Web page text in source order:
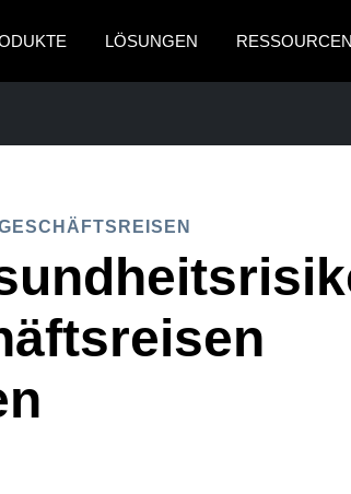
LÖSUNGEN RESSOURCEN
México (Español)
Brasil (Português)
BEI GESCHÄFTSREISEN